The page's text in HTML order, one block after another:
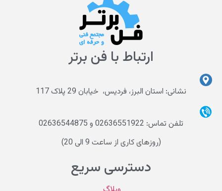
ارتباط با فن برتر
نشانی: استان البرز، فردیس، خیابان 29 پلاک 117
تلفن تماس: 02636551922 و 02636544875
(روزهای کاری از ساعت 9 الی 20)
دسترسی سریع